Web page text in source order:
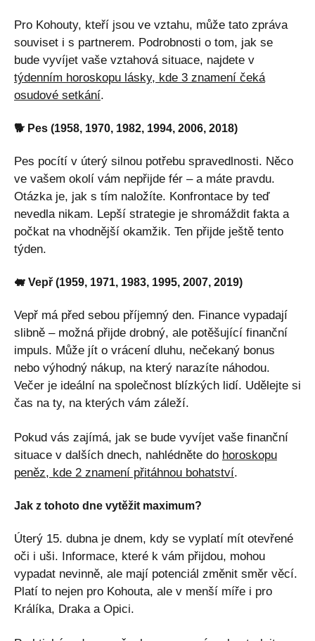
Pro Kohouty, kteří jsou ve vztahu, může tato zpráva
souviset i s partnerem. Podrobnosti o tom, jak se
bude vyvíjet vaše vztahová situace, najdete v
týdenním horoskopu lásky, kde 3 znamení čeká
osudové setkání.
🐕 Pes (1958, 1970, 1982, 1994, 2006, 2018)
Pes pocítí v úterý silnou potřebu spravedlnosti. Něco
ve vašem okolí vám nepřijde fér – a máte pravdu.
Otázka je, jak s tím naložíte. Konfrontace by teď
nevedla nikam. Lepší strategie je shromáždit fakta a
počkat na vhodnější okamžik. Ten přijde ještě tento
týden.
🐖 Vepř (1959, 1971, 1983, 1995, 2007, 2019)
Vepř má před sebou příjemný den. Finance vypadají
slibně – možná přijde drobný, ale potěšující finanční
impuls. Může jít o vrácení dluhu, nečekaný bonus
nebo výhodný nákup, na který narazíte náhodou.
Večer je ideální na společnost blízkých lidí. Udělejte si
čas na ty, na kterých vám záleží.
Pokud vás zajímá, jak se bude vyvíjet vaše finanční
situace v dalších dnech, nahlédněte do horoskopu
peněz, kde 2 znamení přitáhnou bohatství.
Jak z tohoto dne vytěžit maximum?
Úterý 15. dubna je dnem, kdy se vyplatí mít otevřené
oči i uši. Informace, které k vám přijdou, mohou
vypadat nevinně, ale mají potenciál změnit směr věcí.
Platí to nejen pro Kohouta, ale v menší míře i pro
Králíka, Draka a Opici.